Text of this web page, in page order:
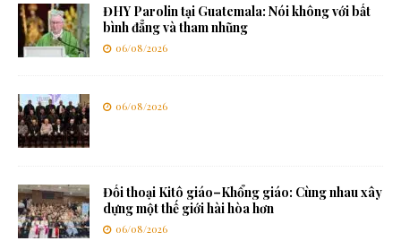
ĐHY Parolin tại Guatemala: Nói không với bất
bình đẳng và tham nhũng
06/08/2026
06/08/2026
Đối thoại Kitô giáo–Khổng giáo: Cùng nhau xây
dựng một thế giới hài hòa hơn
06/08/2026